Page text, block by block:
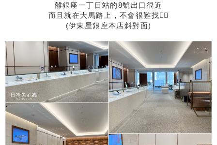
離銀座一丁目站的8號出口很近
而且就在大馬路上，不會很難找👍🏻
(伊東屋銀座本店斜對面)